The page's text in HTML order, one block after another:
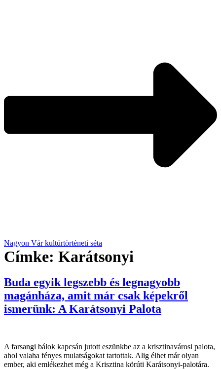
Nagyon Vár kultúrtörténeti séta
Címke: Karátsonyi
Buda egyik legszebb és legnagyobb
magánháza, amit már csak képekről
ismerünk: A Karátsonyi Palota
A farsangi bálok kapcsán jutott eszünkbe az a krisztinavárosi palota,
ahol valaha fényes mulatságokat tartottak. Alig élhet már olyan
ember, aki emlékezhet még a Krisztina körúti Karátsonyi-palotára.